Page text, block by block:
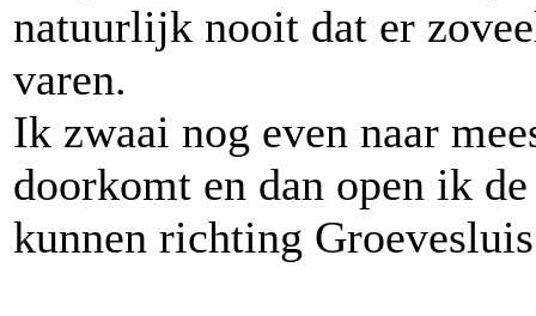
natuurlijk nooit dat er
varen.
Ik zwaai nog even naar
doorkomt en dan open ik
kunnen richting